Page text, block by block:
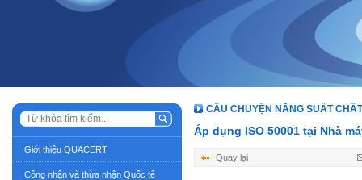
Giới thiệu QUACERT
Công nhận và thừa nhận Quốc tế
CÂU CHUYỆN NĂNG SUẤT
Áp dụng ISO 50001 tại Nhà
Quay lại